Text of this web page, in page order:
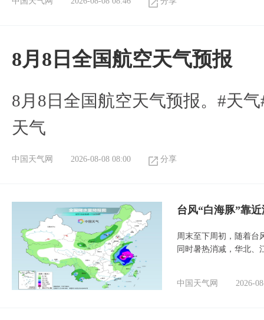
8月8日全国航空天气预报
8月8日全国航空天气预报。#天
天气
中国天气网 2026-08-08 08:00 分享
台风“白海豚”靠
周末至下周初，随着台
同时暑热消减，华北、
中国天气网 2026-